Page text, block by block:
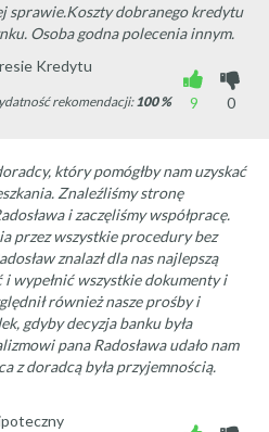
sprawie.Koszty dobranego kredytu
Osoba godna polecenia innym.
Kredytu
9
0
rekomendacji: 100 %
który pomógłby nam uzyskać
Znaleźliśmy stronę
i zaczęliśmy współpracę.
przez wszystkie procedury bez
znalazł dla nas najlepszą
wypełnić wszystkie dokumenty i
również nasze prośby i
gdyby decyzja banku była
pana Radosława udało nam
z doradcą była przyjemnością.